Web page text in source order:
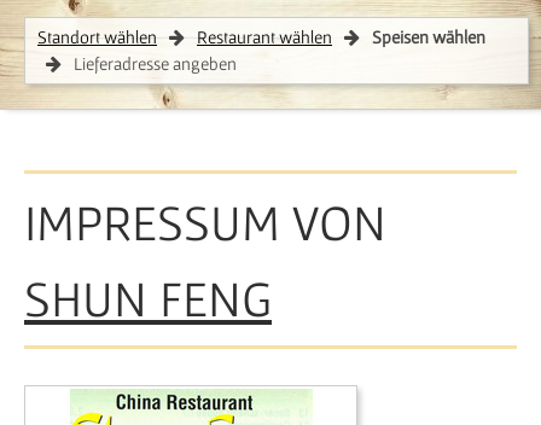
Standort wählen Restaurant wählen
Speisen wählen
Lieferadresse angeben
IMPRESSUM VON
SHUN FENG